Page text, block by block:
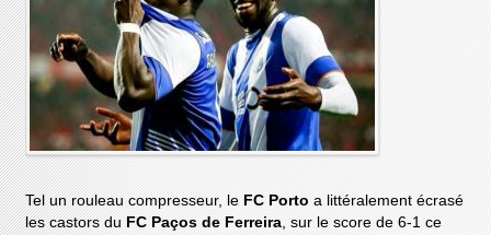
Tel un rouleau compresseur, le FC Porto a littéralement écrasé
les castors du FC Paços de Ferreira, sur le score de 6-1 ce